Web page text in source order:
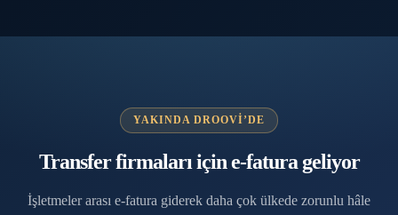
YAKINDA DROOVI’DE
Transfer firmaları için e-fatura geliyor
İşletmeler arası e-fatura giderek daha çok ülkede zorunlu hâle